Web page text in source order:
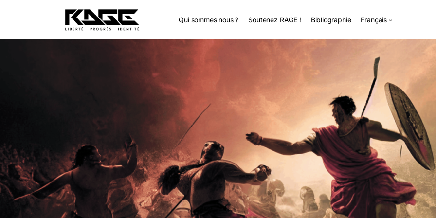
Qui sommes nous ? Soutenez RAGE ! Bibliographie Français